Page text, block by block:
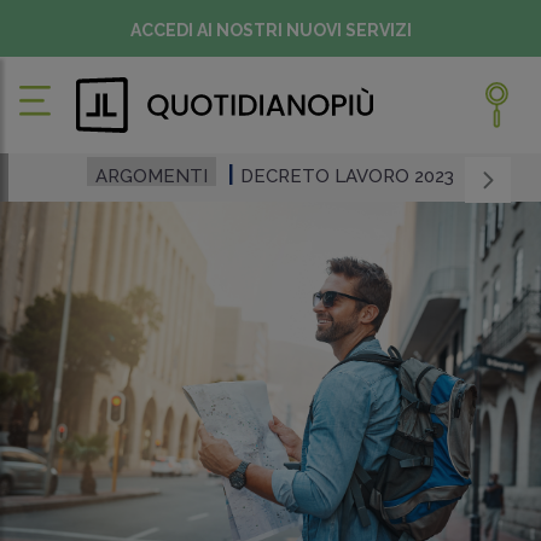
ACCEDI AI NOSTRI NUOVI SERVIZI
ARGOMENTI DECRETO LAVORO 2023